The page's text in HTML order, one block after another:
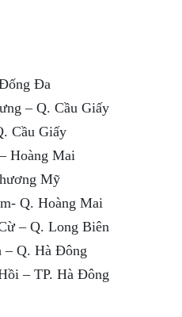
Đa
– Q. Cầu Giấy
Cầu Giấy
Hoàng Mai
Mỹ
Q. Hoàng Mai
– Q. Long Biên
– Q. Hà Đông
– TP. Hà Đông